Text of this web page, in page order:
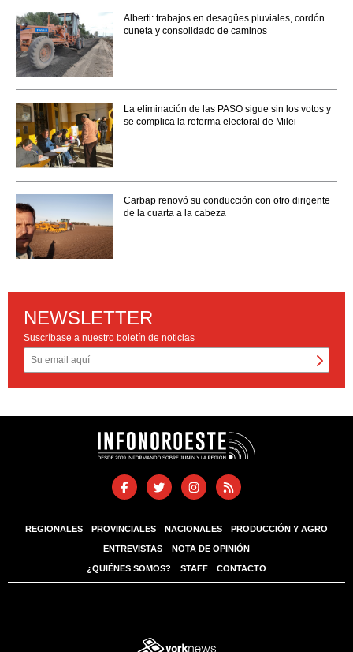
Alberti: trabajos en desagües pluviales, cordón
cuneta y consolidado de caminos
La eliminación de las PASO sigue sin los votos y
se complica la reforma electoral de Milei
Carbap renovó su conducción con otro dirigente
de la cuarta a la cabeza
NEWSLETTER
Suscríbase a nuestro boletín de noticias
REGIONALES PROVINCIALES NACIONALES PRODUCCIÓN Y AGRO
ENTREVISTAS NOTA DE OPINIÓN
¿QUIÉNES SOMOS? STAFF CONTACTO